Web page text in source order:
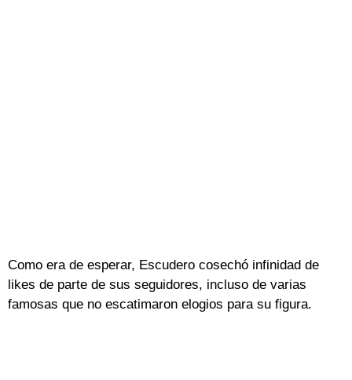
Como era de esperar, Escudero cosechó infinidad de
likes de parte de sus seguidores, incluso de varias
famosas que no escatimaron elogios para su figura.